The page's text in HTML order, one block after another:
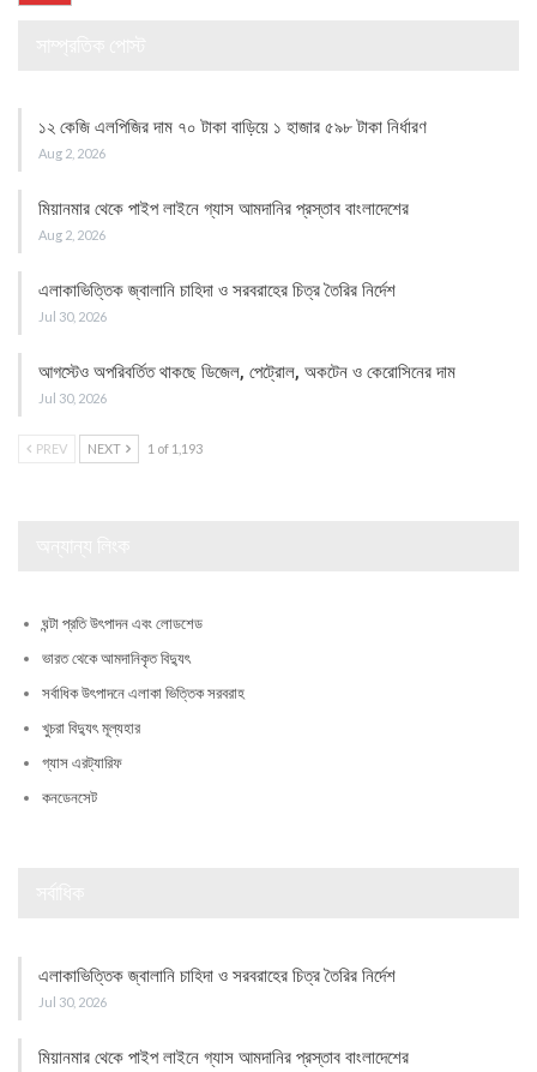
১২ কেজি এলপিজির দাম ৭০ টাকা বাড়িয়ে ১ হাজার ৫৯৮ টাকা নির্ধারণ
Aug 2, 2026
মিয়ানমার থেকে পাইপ লাইনে গ্যাস আমদানির প্রস্তাব বাংলাদেশের
Aug 2, 2026
এলাকাভিত্তিক জ্বালানি চাহিদা ও সরবরাহের চিত্র তৈরির নির্দেশ
Jul 30, 2026
আগস্টেও অপরিবর্তিত থাকছে ডিজেল, পেট্রোল, অকটেন ও কেরোসিনের দাম
Jul 30, 2026
PREV NEXT 1 of 1,193
ঘন্টা প্রতি উৎপাদন এবং লোডশেড
ভারত থেকে আমদানিকৃত বিদ্যুৎ
সর্বাধিক উৎপাদনে এলাকা ভিত্তিক সরবরাহ
খুচরা বিদ্যুৎ মূল্যহার
গ্যাস এরট্যারিফ
কনডেনসেট
এলাকাভিত্তিক জ্বালানি চাহিদা ও সরবরাহের চিত্র তৈরির নির্দেশ
Jul 30, 2026
মিয়ানমার থেকে পাইপ লাইনে গ্যাস আমদানির প্রস্তাব বাংলাদেশের